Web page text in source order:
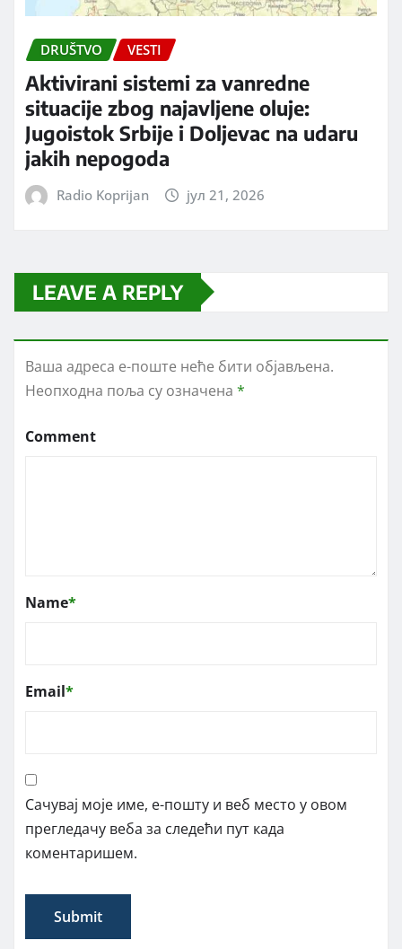
DRUŠTVO VESTI
Aktivirani sistemi za vanredne
situacije zbog najavljene oluje:
Jugoistok Srbije i Doljevac na udaru
jakih nepogoda
Radio Koprijan јул 21, 2026
LEAVE A REPLY
Ваша адреса е-поште неће бити објављена.
Неопходна поља су означена *
Comment
Name*
Email*
Сачувај моје име, е-пошту и веб место у овом
прегледачу веба за следећи пут када
коментаришем.